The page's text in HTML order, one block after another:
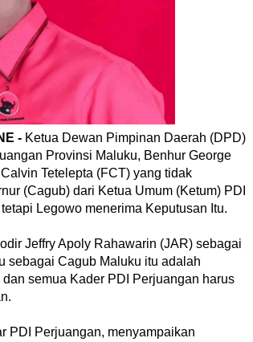
- Ketua Dewan Pimpinan Daerah (DPD)
Provinsi Maluku, Benhur George
Tetelepta (FCT) yang tidak
(Cagub) dari Ketua Umum (Ketum) PDI
Legowo menerima Keputusan Itu.
Jeffry Apoly Rahawarin (JAR) sebagai
sebagai Cagub Maluku itu adalah
semua Kader PDI Perjuangan harus
PDI Perjuangan, menyampaikan